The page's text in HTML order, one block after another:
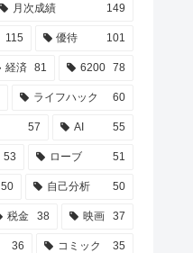
月次成績 149
115 優待 101
経済 81 6200 78
ライフハック 60
57 AI 55
53 ローブ 51
50 自己分析 50
税金 38 映画 37
36 コミック 35